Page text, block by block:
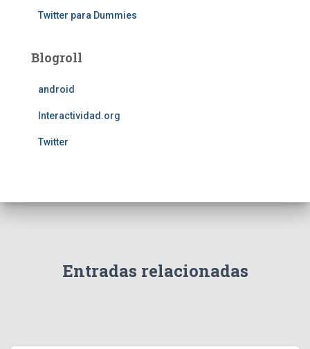
Twitter para Dummies
Blogroll
android
Interactividad.org
Twitter
Entradas relacionadas